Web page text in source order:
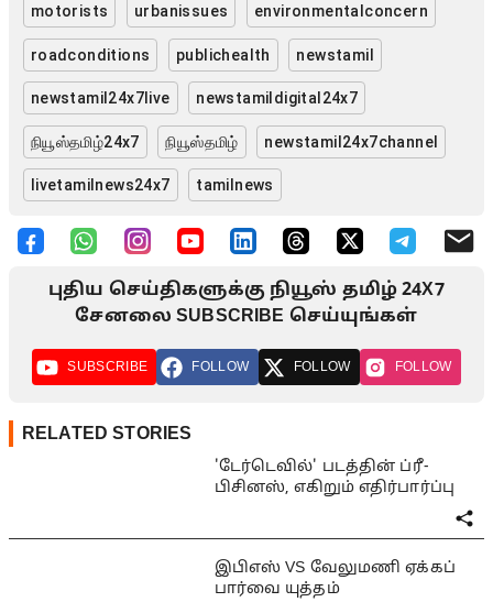
motorists urbanissues environmentalconcern
roadconditions publichealth newstamil
newstamil24x7live newstamildigital24x7
நியூஸ்தமிழ்24x7 நியூஸ்தமிழ் newstamil24x7channel
livetamilnews24x7 tamilnews
புதிய செய்திகளுக்கு நியூஸ் தமிழ் 24X7
சேனலை SUBSCRIBE செய்யுங்கள்
SUBSCRIBE FOLLOW FOLLOW FOLLOW
RELATED STORIES
'டேர்டெவில்' படத்தின் ப்ரீ-
பிசினஸ், எகிறும் எதிர்பார்ப்பு
இபிஎஸ் VS வேலுமணி ஏக்கப்
பார்வை யுத்தம்